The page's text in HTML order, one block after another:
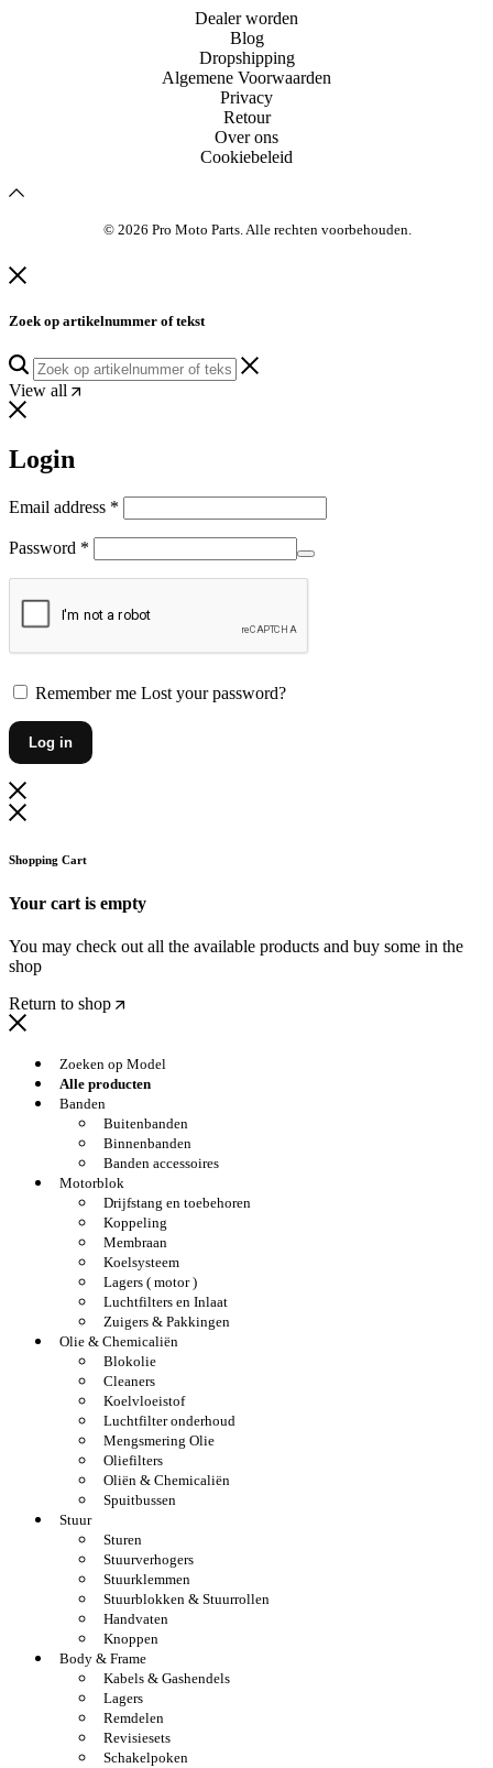
Dealer worden
Blog
Dropshipping
Algemene Voorwaarden
Privacy
Retour
Over ons
Cookiebeleid
© 2026 Pro Moto Parts. Alle rechten voorbehouden.
Zoek op artikelnummer of tekst
View all
Login
Email address *
Password *
Remember me Lost your password?
Log in
Shopping Cart
Your cart is empty
You may check out all the available products and buy some in the
shop
Return to shop
Zoeken op Model
Alle producten
Banden
Buitenbanden
Binnenbanden
Banden accessoires
Motorblok
Drijfstang en toebehoren
Koppeling
Membraan
Koelsysteem
Lagers ( motor )
Luchtfilters en Inlaat
Zuigers & Pakkingen
Olie & Chemicaliën
Blokolie
Cleaners
Koelvloeistof
Luchtfilter onderhoud
Mengsmering Olie
Oliefilters
Oliën & Chemicaliën
Spuitbussen
Stuur
Sturen
Stuurverhogers
Stuurklemmen
Stuurblokken & Stuurrollen
Handvaten
Knoppen
Body & Frame
Kabels & Gashendels
Lagers
Remdelen
Revisiesets
Schakelpoken